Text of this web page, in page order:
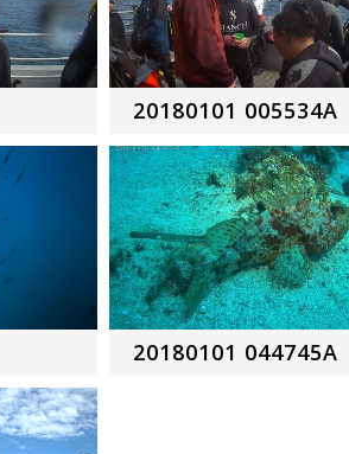
20180101 005534A
20180101 044745A